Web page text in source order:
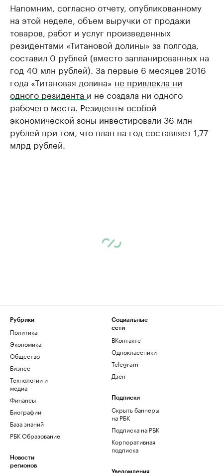
Напомним, согласно отчету, опубликованному
на этой неделе, объем выручки от продажи
товаров, работ и услуг произведенных
резидентами «Титановой долины» за полгода,
составил 0 рублей (вместо запланированных на
год 40 млн рублей). За первые 6 месяцев 2016
года «Титановая долина» не привлекла ни
одного резидента и не создала ни одного
рабочего места. Резиденты особой
экономической зоны инвестировали 36 млн
рублей при том, что план на год составляет 1,77
млрд рублей.
Рубрики
Политика
Экономика
Общество
Бизнес
Технологии и
медиа
Финансы
Биографии
База знаний
РБК Образование
Новости
регионов
Социальные
сети
ВКонтакте
Одноклассники
Telegram
Дзен
Подписки
Скрыть баннеры
на РБК
Подписка на РБК
Корпоративная
подписка
Уведомления